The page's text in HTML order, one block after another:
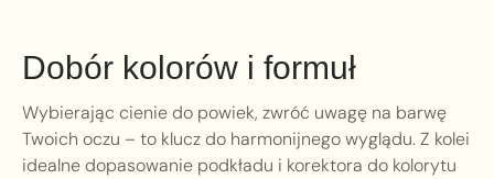
Dobór kolorów i formuł
Wybierając cienie do powiek, zwróć uwagę na barwę
Twoich oczu – to klucz do harmonijnego wyglądu. Z kolei
idealne dopasowanie podkładu i korektora do kolorytu